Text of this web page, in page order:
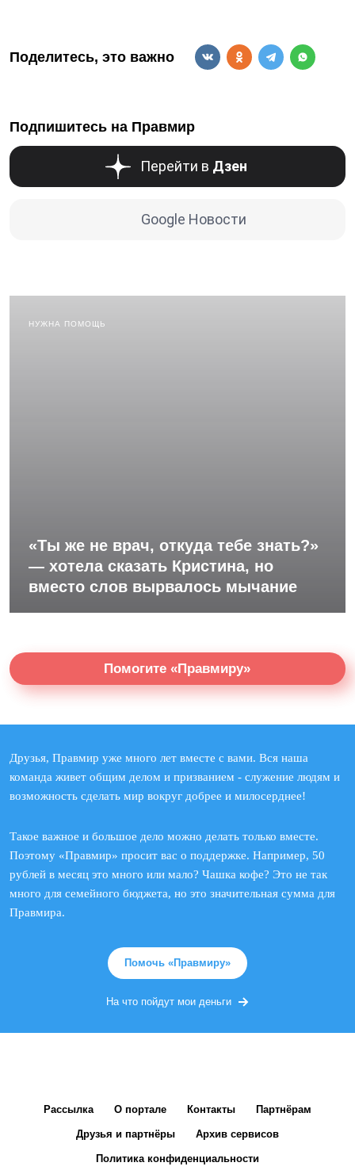
Поделитесь, это важно
Подпишитесь на Правмир
Перейти в Дзен
Google Новости
НУЖНА ПОМОЩЬ
«Ты же не врач, откуда тебе знать?»
— хотела сказать Кристина, но
вместо слов вырвалось мычание
Помогите «Правмиру»
Друзья, Правмир уже много лет вместе с вами. Вся наша
команда живет общим делом и призванием - служение людям и
возможность сделать мир вокруг добрее и милосерднее!
Такое важное и большое дело можно делать только вместе.
Поэтому «Правмир» просит вас о поддержке. Например, 50
рублей в месяц это много или мало? Чашка кофе? Это не так
много для семейного бюджета, но это значительная сумма для
Правмира.
Помочь «Правмиру»
На что пойдут мои деньги
Рассылка О портале Контакты Партнёрам
Друзья и партнёры Архив сервисов
Политика конфиденциальности